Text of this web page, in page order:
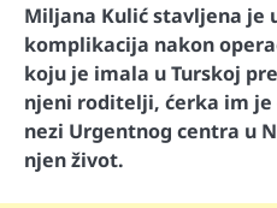
Miljana Kulić stavljena je
komplikacija nakon
koju je imala u Turskoj
njeni roditelji, ćerka im
nezi Urgentnog centra u
njen život.